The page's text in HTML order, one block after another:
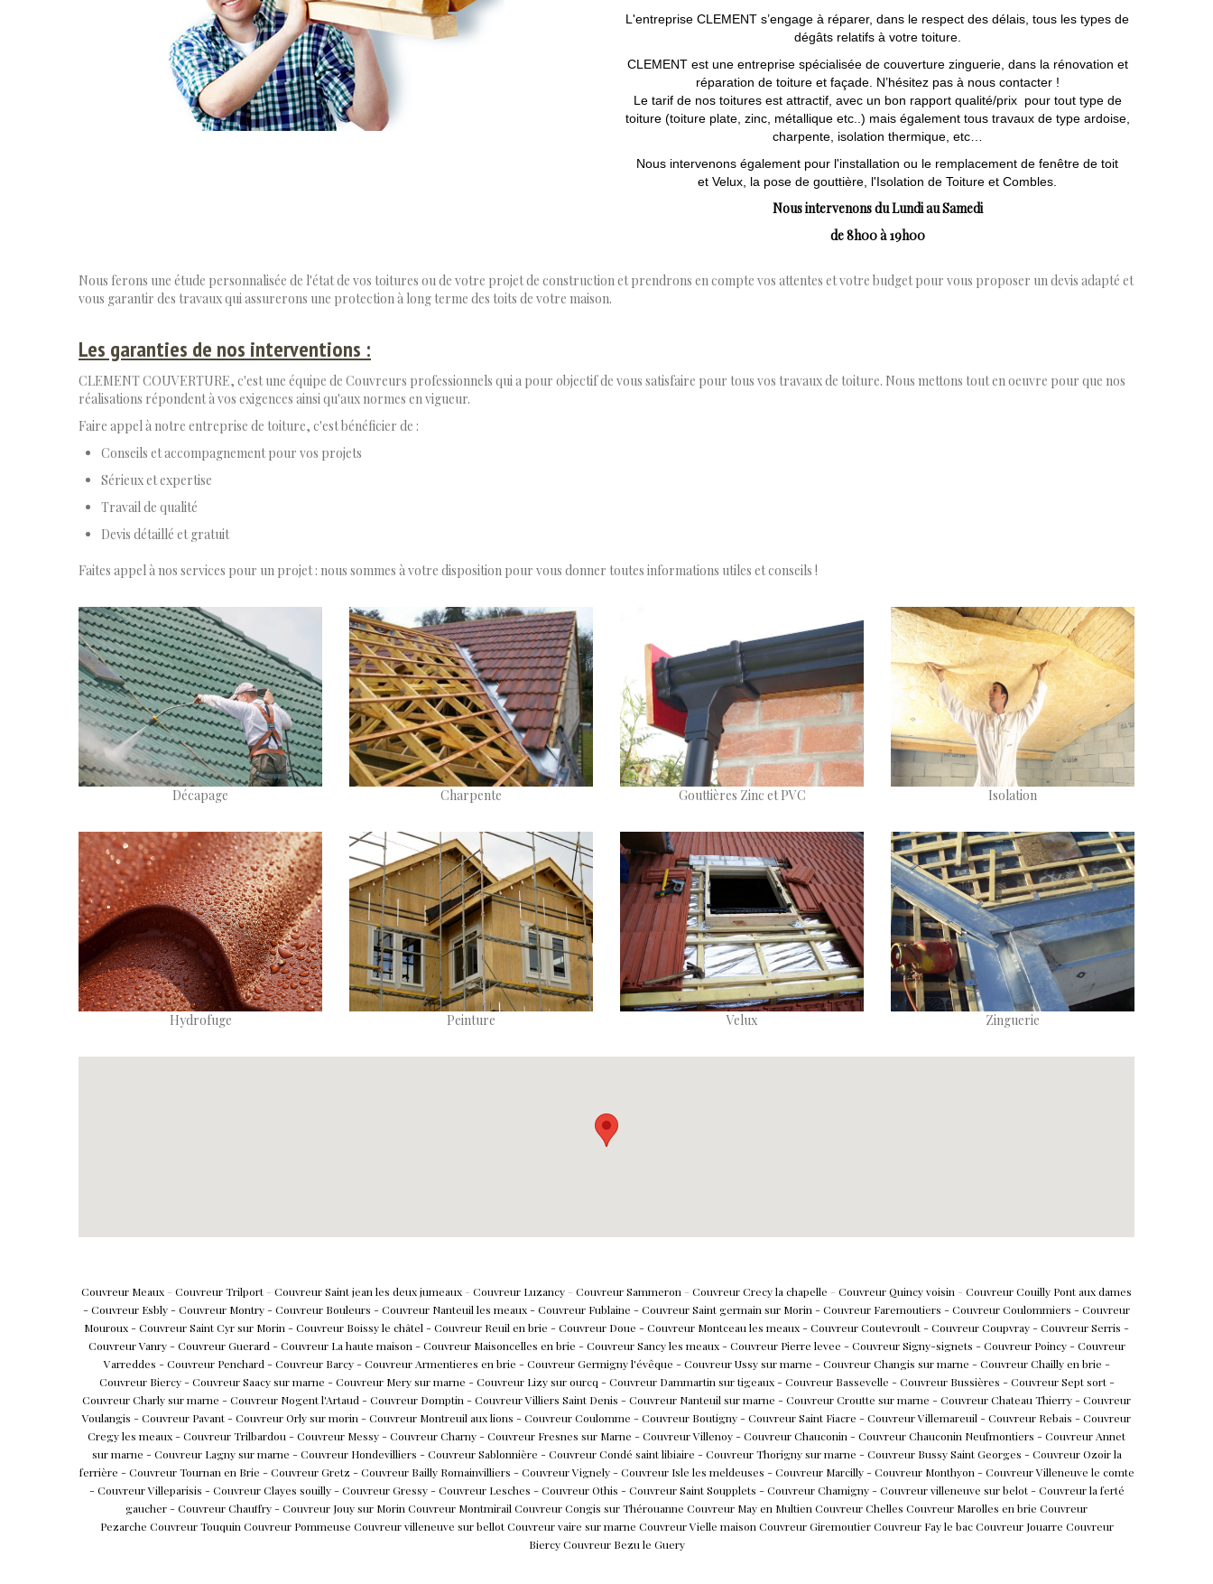
L'entreprise CLEMENT s’engage à réparer, dans le respect des délais, tous les types de
dégâts relatifs à votre toiture.
CLEMENT est une entreprise spécialisée de couverture zinguerie, dans la rénovation et
réparation de toiture et façade. N’hésitez pas à nous contacter !
Le tarif de nos toitures est attractif, avec un bon rapport qualité/prix pour tout type de
toiture (toiture plate, zinc, métallique etc..) mais également tous travaux de type ardoise,
charpente, isolation thermique, etc…
Nous intervenons également pour l'installation ou le remplacement de fenêtre de toit
et Velux, la pose de gouttière, l'Isolation de Toiture et Combles.
Nous intervenons du Lundi au Samedi
de 8h00 à 19h00
Nous ferons une étude personnalisée de l'état de vos toitures ou de votre projet de construction et prendrons en compte vos attentes et votre budget pour vous proposer un devis adapté et
vous garantir des travaux qui assurerons une protection à long terme des toits de votre maison.
Les garanties de nos interventions :
CLEMENT COUVERTURE, c'est une équipe de Couvreurs professionnels qui a pour objectif de vous satisfaire pour tous vos travaux de toiture. Nous mettons tout en oeuvre pour que nos
réalisations répondent à vos exigences ainsi qu'aux normes en vigueur.
Faire appel à notre entreprise de toiture, c'est bénéficier de :
Conseils et accompagnement pour vos projets
Sérieux et expertise
Travail de qualité
Devis détaillé et gratuit
Faites appel à nos services pour un projet : nous sommes à votre disposition pour vous donner toutes informations utiles et conseils !
Décapage Charpente Gouttières Zinc et PVC Isolation
Hydrofuge Peinture Velux Zinguerie
Couvreur Meaux - Couvreur Trilport - Couvreur Saint jean les deux jumeaux - Couvreur Luzancy - Couvreur Sammeron - Couvreur Crecy la chapelle - Couvreur Quincy voisin - Couvreur Couilly Pont auxdames
-Couvreur Esbly-Couvreur Montry-Couvreur Bouleurs -Couvreur Nanteuil les meaux-Couvreur Fublaine -Couvreur Saint germain sur Morin -Couvreur Faremoutiers -Couvreur Coulommiers -Couvreur
Mouroux-Couvreur Saint Cyr sur Morin -Couvreur Boissy le châtel -Couvreur Reuil en brie -Couvreur Doue -Couvreur Montceau les meaux-CouvreurCoutevroult-Couvreur Coupvray-Couvreur Serris -
Couvreur Vanry-Couvreur Guerard -Couvreur La haute maison -Couvreur Maisoncelles en brie -Couvreur Sancy les meaux- Couvreur Pierre levee -Couvreur Signy-signets -Couvreur Poincy-Couvreur
Varreddes -Couvreur Penchard -Couvreur Barcy-Couvreur Armentieres en brie -Couvreur Germigny l'évêque -Couvreur Ussy sur marne -Couvreur Changis sur marne -CouvreurChailly en brie -
Couvreur Biercy- Couvreur Saacy sur marne -Couvreur Mery sur marne -Couvreur Lizy sur ourcq - Couvreur Dammartin sur tigeaux-Couvreur Bassevelle -Couvreur Bussières -Couvreur Sept sort-
Couvreur Charly sur marne -Couvreur Nogent l'Artaud -Couvreur Domptin -Couvreur Villiers Saint Denis -Couvreur Nanteuil sur marne -Couvreur Croutte sur marne -Couvreur Chateau Thierry-Couvreur
Voulangis -Couvreur Pavant -Couvreur Orly sur morin -Couvreur Montreuil aux lions -Couvreur Coulomme -Couvreur Boutigny-Couvreur Saint Fiacre -Couvreur Villemareuil -Couvreur Rebais -Couvreur
Cregy les meaux-Couvreur Trilbardou -Couvreur Messy-Couvreur Charny-Couvreur Fresnes sur Marne -Couvreur Villenoy- Couvreur Chauconin -CouvreurChauconin Neufmontiers -Couvreur Annet
sur marne -Couvreur Lagny sur marne -Couvreur Hondevilliers -Couvreur Sablonnière -Couvreur Condé saint libiaire -Couvreur Thorigny sur marne -Couvreur Bussy Saint Georges -Couvreur Ozoir la
ferrière -Couvreur Tournan en Brie -Couvreur Gretz -Couvreur Bailly Romainvilliers -Couvreur Vignely-Couvreur Isle les meldeuses -Couvreur Marcilly-Couvreur Monthyon -Couvreur Villeneuve le comte
-Couvreur Villeparisis -Couvreur Clayes souilly-Couvreur Gressy-Couvreur Lesches -Couvreur Othis -Couvreur Saint Soupplets -Couvreur Chamigny-Couvreur villeneuve sur belot-Couvreur la ferté
gaucher-Couvreur Chauffry-Couvreur Jouy sur Morin Couvreur Montmirail Couvreur Congis sur Thérouanne Couvreur May en Multien Couvreur Chelles Couvreur Marolles en brie Couvreur
Pezarche Couvreur Touquin Couvreur Pommeuse Couvreur villeneuve sur bellot Couvreur vaire sur marne Couvreur Vielle maison Couvreur Giremoutier Couvreur Fay le bac Couvreur Jouarre Couvreur
Biercy Couvreur Bezu le Guery